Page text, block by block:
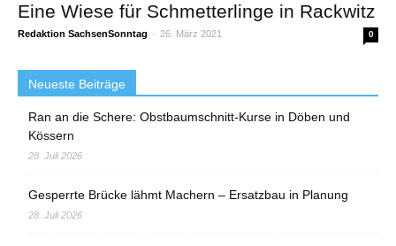
Eine Wiese für Schmetterlinge in Rackwitz
Redaktion SachsenSonntag - 26. März 2021 0
Neueste Beiträge
Ran an die Schere: Obstbaumschnitt-Kurse in Döben und
Kössern
28. Juli 2026
Gesperrte Brücke lähmt Machern – Ersatzbau in Planung
28. Juli 2026